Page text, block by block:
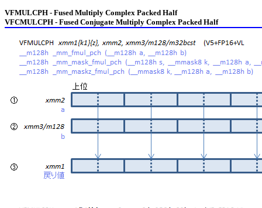
VFMULCPH - Fused Multiply Complex Packed Half
VFCMULCPH - Fused Conjugate Multiply Complex Packed Half